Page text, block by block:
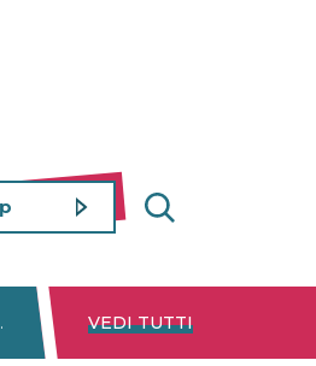
DISNEY+ NETFLIX
VEDI TUTTI